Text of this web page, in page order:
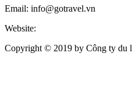
Email: info@gotravel.vn
Website:
Copyright © 2019 by Công ty du